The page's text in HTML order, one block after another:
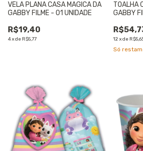
VELA PLANA CASA MAGICA DA
GABBY FILME - 01 UNIDADE
R$19,40
4xde R$5,77
TOALHA
GABBY
12xde
Só restam